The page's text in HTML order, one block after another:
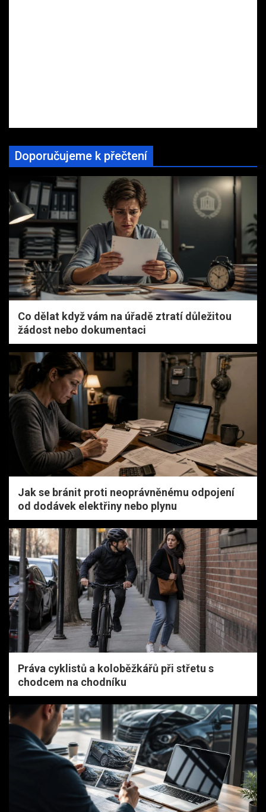
Doporučujeme k přečtení
Co dělat když vám na úřadě ztratí důležitou
žádost nebo dokumentaci
Jak se bránit proti neoprávněnému odpojení
od dodávek elektřiny nebo plynu
Práva cyklistů a koloběžkářů při střetu s
chodcem na chodníku